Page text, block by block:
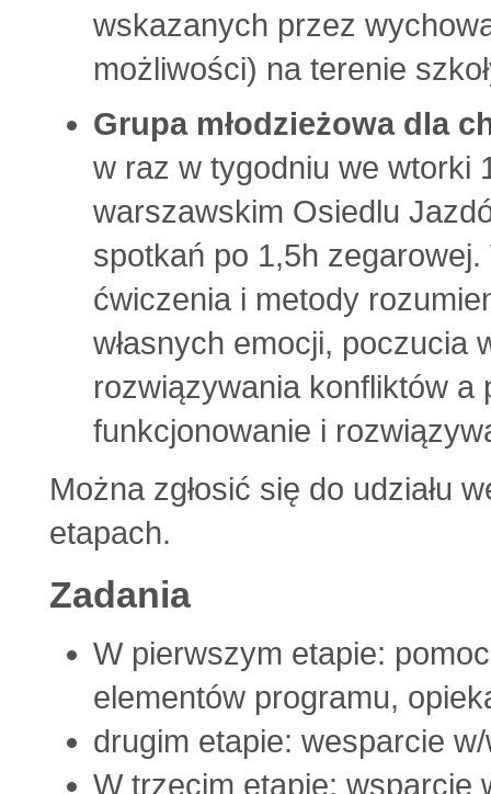
wskazanych przez
możliwości) na terenie
Grupa młodzieżowa dla
w raz w tygodniu we wtorki
warszawskim Osiedlu
spotkań po 1,5h
ćwiczenia i metody
własnych emocji, poczucia
rozwiązywania konfliktów
funkcjonowanie i
Można zgłosić się do udziału
etapach.
Zadania
W pierwszym etapie:
elementów programu,
drugim etapie: wesparcie
W trzecim etapie: wsparcie